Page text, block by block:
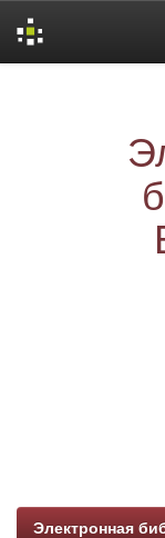
Электронная